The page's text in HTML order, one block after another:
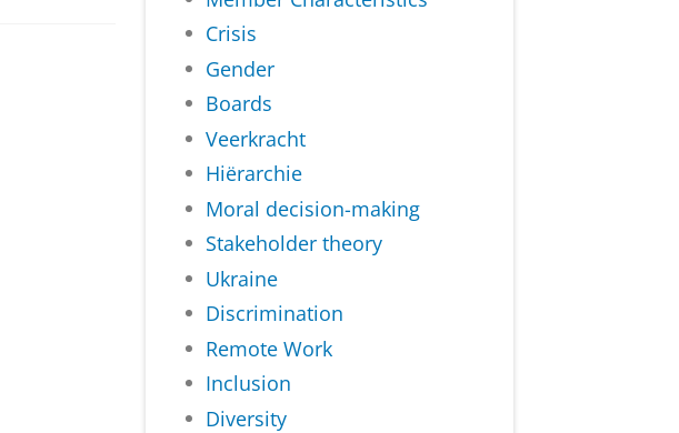
Crisis
Gender
Boards
Veerkracht
Hiërarchie
Moral decision-making
Stakeholder theory
Ukraine
Discrimination
Remote Work
Inclusion
Diversity